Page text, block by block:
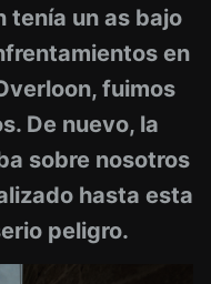
tenía un as bajo
en
fuimos
De nuevo, la
sobre nosotros
hasta esta
peligro.